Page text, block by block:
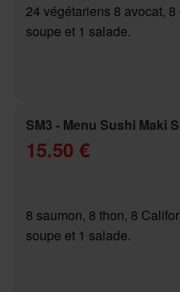
24 végétariens 8 avocat,
soupe et 1 salade.
SM3 - Menu Sushi Maki
15.50 €
8 saumon, 8 thon, 8
soupe et 1 salade.